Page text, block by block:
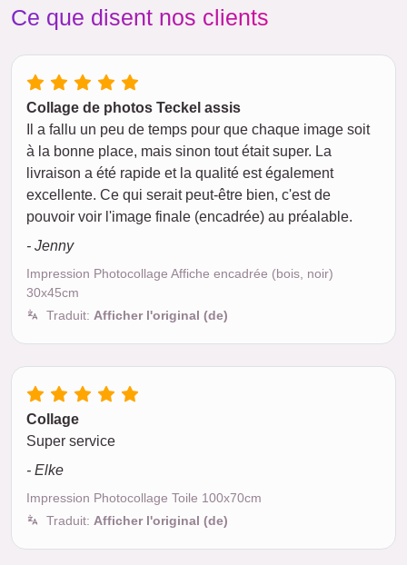
Ce que disent nos clients
Collage de photos Teckel assis
Il a fallu un peu de temps pour que chaque image soit
à la bonne place, mais sinon tout était super. La
livraison a été rapide et la qualité est également
excellente. Ce qui serait peut-être bien, c'est de
pouvoir voir l'image finale (encadrée) au préalable.
- Jenny
Impression Photocollage Affiche encadrée (bois, noir)
30x45cm
Traduit: Afficher l'original (de)
Collage
Super service
- Elke
Impression Photocollage Toile 100x70cm
Traduit: Afficher l'original (de)